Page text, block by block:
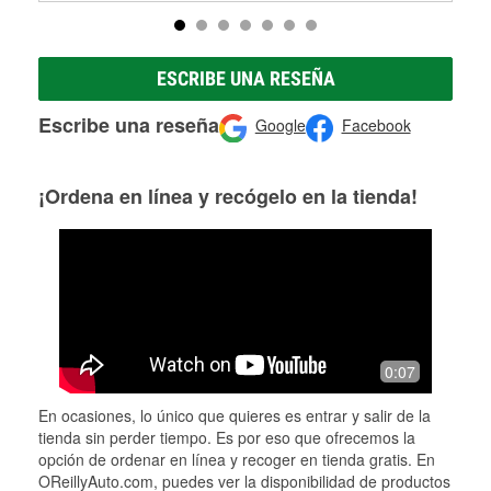
ESCRIBE UNA RESEÑA
Escribe una reseña Google Facebook
¡Ordena en línea y recógelo en la tienda!
0:07
En ocasiones, lo único que quieres es entrar y salir de la
tienda sin perder tiempo. Es por eso que ofrecemos la
opción de ordenar en línea y recoger en tienda gratis. En
OReillyAuto.com, puedes ver la disponibilidad de productos